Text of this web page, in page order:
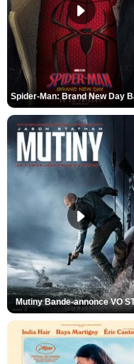
Mutiny Bande-annonce VO